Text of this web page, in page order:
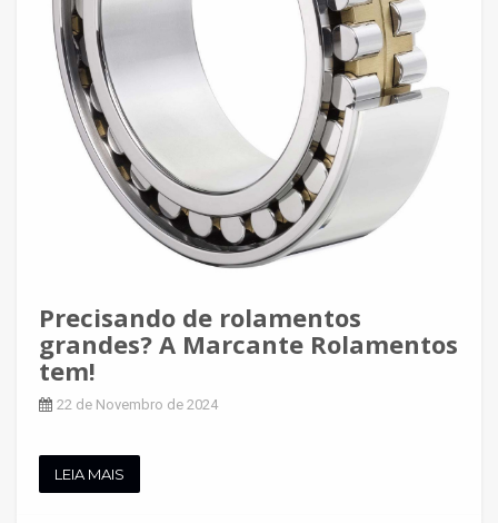
Precisando de rolamentos
grandes? A Marcante Rolamentos
tem!
22 de Novembro de 2024
LEIA MAIS